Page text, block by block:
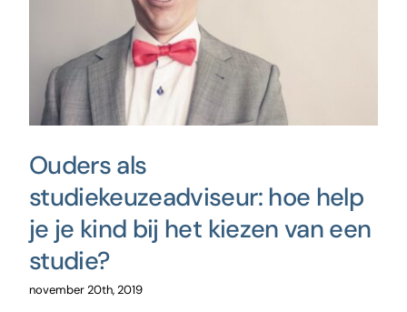
Ouders als
studiekeuzeadviseur: hoe help
je je kind bij het kiezen van een
studie?
november 20th, 2019